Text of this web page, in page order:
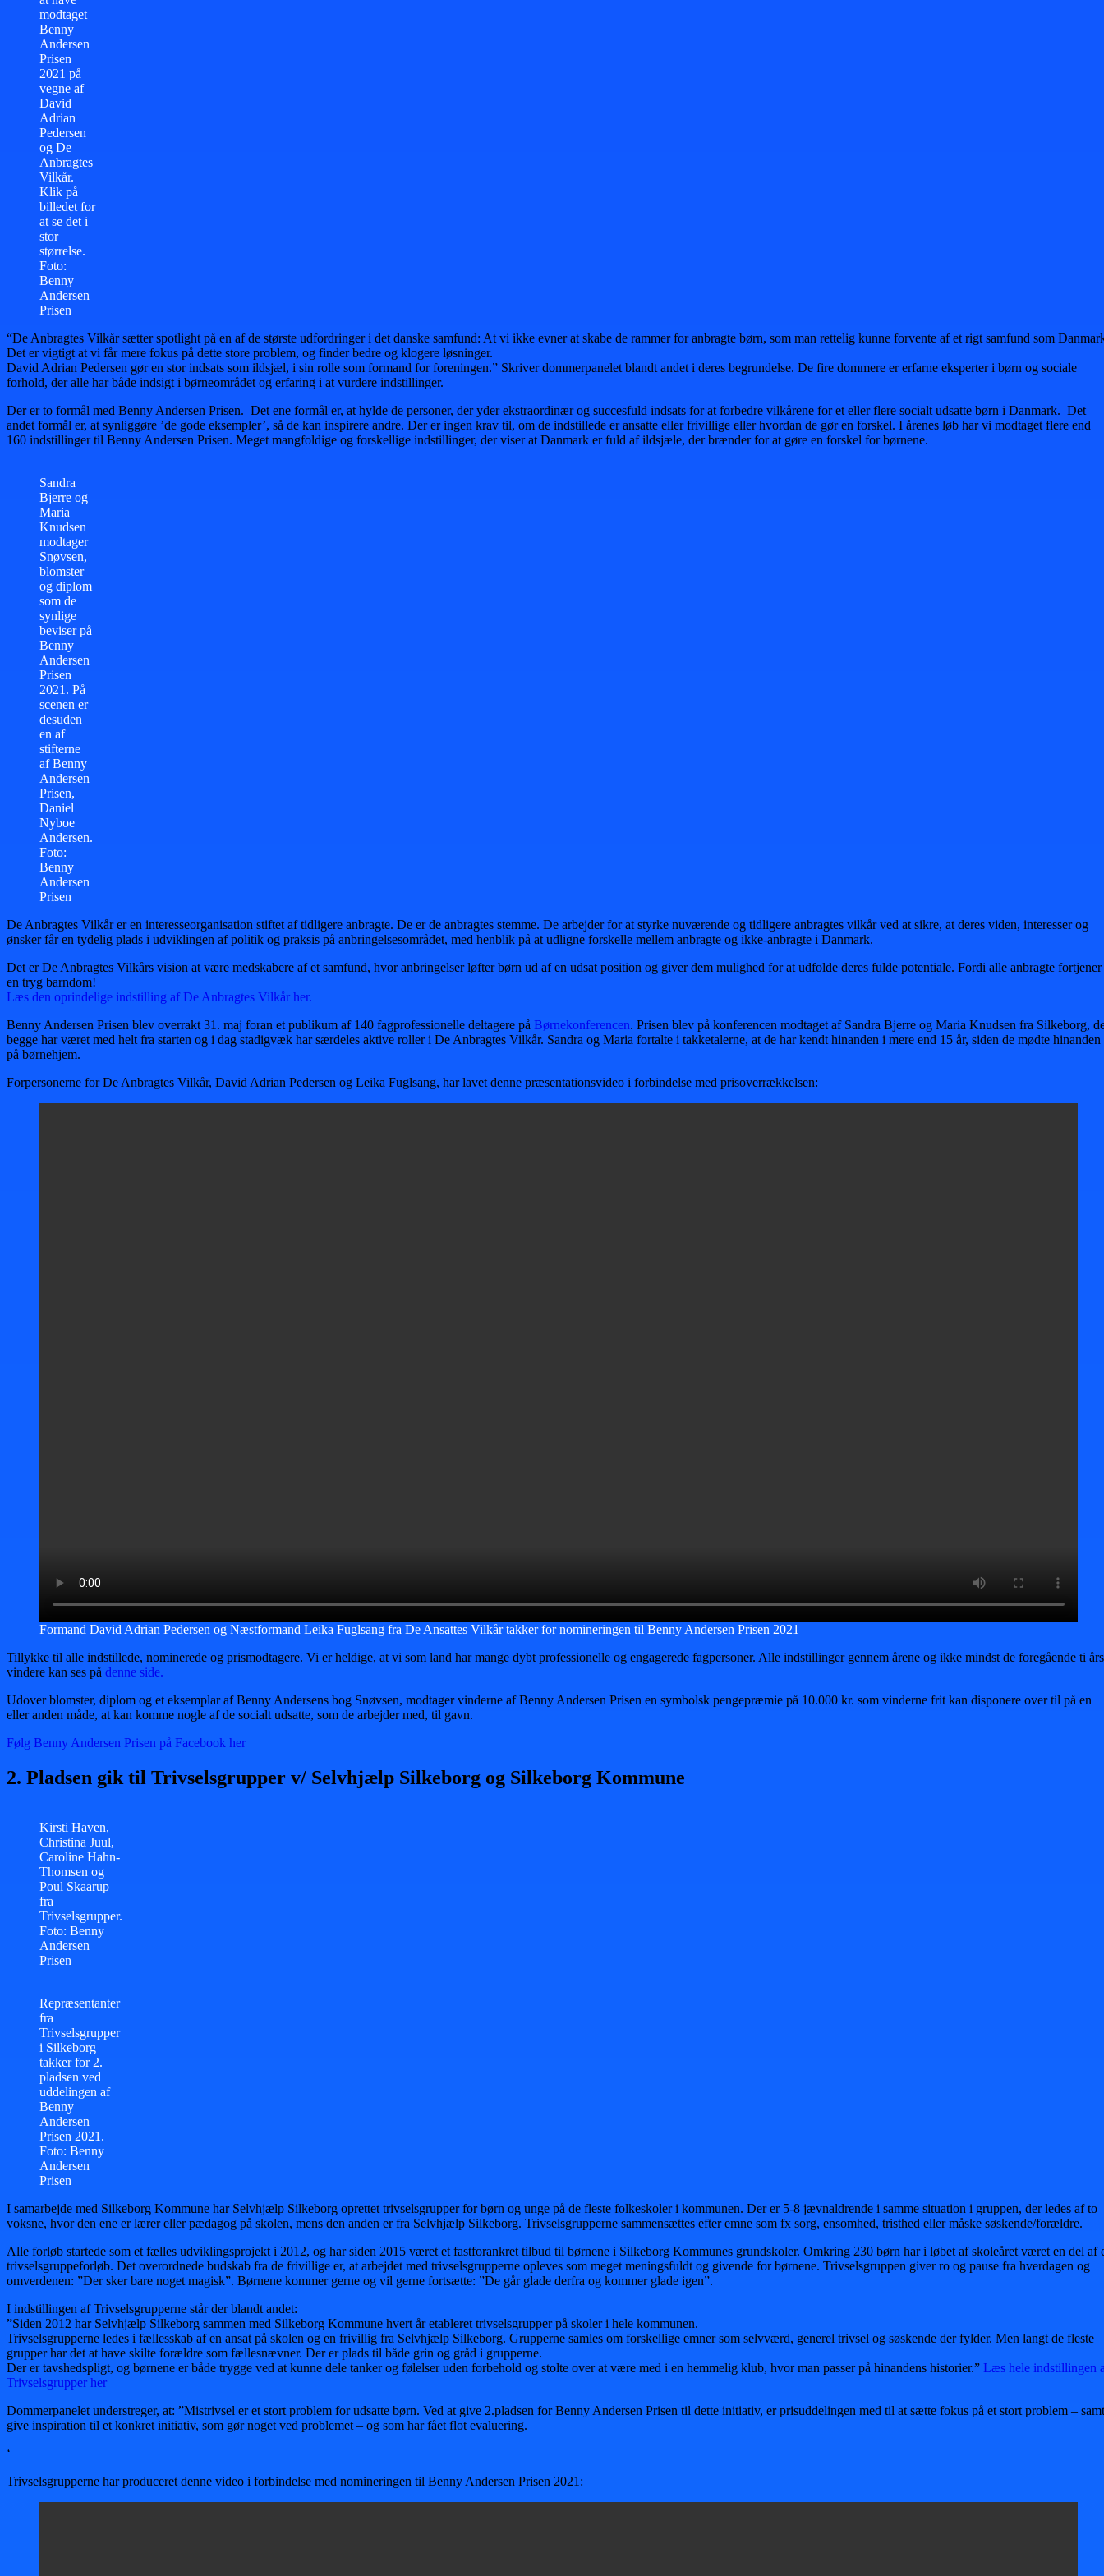
modtaget
Benny
Andersen
Prisen
2021 på
vegne af
David
Adrian
Pedersen
og De
Anbragtes
Vilkår.
Klik på
billedet for
at se det i
stor
størrelse.
Foto:
Benny
Andersen
Prisen
“De Anbragtes Vilkår sætter spotlight på en af de største udfordringer i det danske samfund: At vi ikke evner at skabe de rammer for anbragte børn, som man rettelig kunne forvente af et rigt samfund som
Det er vigtigt at vi får mere fokus på dette store problem, og finder bedre og klogere løsninger.
David Adrian Pedersen gør en stor indsats som ildsjæl, i sin rolle som formand for foreningen.” Skriver dommerpanelet blandt andet i deres begrundelse. De fire dommere er erfarne eksperter i børn og sociale
forhold, der alle har både indsigt i børneområdet og erfaring i at vurdere indstillinger.
Der er to formål med Benny Andersen Prisen. Det ene formål er, at hylde de personer, der yder ekstraordinær og succesfuld indsats for at forbedre vilkårene for et eller flere socialt udsatte børn i Danmark. Det
andet formål er, at synliggøre ’de gode eksempler’, så de kan inspirere andre. Der er ingen krav til, om de indstillede er ansatte eller frivillige eller hvordan de gør en forskel. I årenes løb har vi modtaget flere end
160 indstillinger til Benny Andersen Prisen. Meget mangfoldige og forskellige indstillinger, der viser at Danmark er fuld af ildsjæle, der brænder for at gøre en forskel for børnene.
Sandra
Bjerre og
Maria
Knudsen
modtager
Snøvsen,
blomster
og diplom
som de
synlige
beviser på
Benny
Andersen
Prisen
2021. På
scenen er
desuden
en af
stifterne
af Benny
Andersen
Prisen,
Daniel
Nyboe
Andersen.
Foto:
Benny
Andersen
Prisen
De Anbragtes Vilkår er en interesseorganisation stiftet af tidligere anbragte. De er de anbragtes stemme. De arbejder for at styrke nuværende og tidligere anbragtes vilkår ved at sikre, at deres viden, interesser og
ønsker får en tydelig plads i udviklingen af politik og praksis på anbringelsesområdet, med henblik på at udligne forskelle mellem anbragte og ikke-anbragte i Danmark. ​
Det er De Anbragtes Vilkårs vision at være medskabere af et samfund, hvor anbringelser løfter børn ud af en udsat position og giver dem mulighed for at udfolde deres fulde potentiale. Fordi alle anbragte fortjener
en tryg barndom!
Læs den oprindelige indstilling af De Anbragtes Vilkår her.
Benny Andersen Prisen blev overrakt 31. maj foran et publikum af 140 fagprofessionelle deltagere på Børnekonferencen. Prisen blev på konferencen modtaget af Sandra Bjerre og Maria Knudsen fra Silkeborg,
begge har været med helt fra starten og i dag stadigvæk har særdeles aktive roller i De Anbragtes Vilkår. Sandra og Maria fortalte i takketalerne, at de har kendt hinanden i mere end 15 år, siden de mødte hinanden
på børnehjem.
Forpersonerne for De Anbragtes Vilkår, David Adrian Pedersen og Leika Fuglsang, har lavet denne præsentationsvideo i forbindelse med prisoverrækkelsen:
Formand David Adrian Pedersen og Næstformand Leika Fuglsang fra De Ansattes Vilkår takker for nomineringen til Benny Andersen Prisen 2021
Tillykke til alle indstillede, nominerede og prismodtagere. Vi er heldige, at vi som land har mange dybt professionelle og engagerede fagpersoner. Alle indstillinger gennem årene og ikke mindst de foregående ti års
vindere kan ses på denne side.
Udover blomster, diplom og et eksemplar af Benny Andersens bog Snøvsen, modtager vinderne af Benny Andersen Prisen en symbolsk pengepræmie på 10.000 kr. som vinderne frit kan disponere over til på en
eller anden måde, at kan komme nogle af de socialt udsatte, som de arbejder med, til gavn.
Følg Benny Andersen Prisen på Facebook her
2. Pladsen gik til Trivselsgrupper v/ Selvhjælp Silkeborg og Silkeborg Kommune
Kirsti Haven,
Christina Juul,
Caroline Hahn-
Thomsen og
Poul Skaarup
fra
Trivselsgrupper.
Foto: Benny
Andersen
Prisen
Repræsentanter
fra
Trivselsgrupper
i Silkeborg
takker for 2.
pladsen ved
uddelingen af
Benny
Andersen
Prisen 2021.
Foto: Benny
Andersen
Prisen
I samarbejde med Silkeborg Kommune har Selvhjælp Silkeborg oprettet trivselsgrupper for børn og unge på de fleste folkeskoler i kommunen. Der er 5-8 jævnaldrende i samme situation i gruppen, der ledes af to
voksne, hvor den ene er lærer eller pædagog på skolen, mens den anden er fra Selvhjælp Silkeborg. Trivselsgrupperne sammensættes efter emne som fx sorg, ensomhed, tristhed eller måske søskende/forældre.
Alle forløb startede som et fælles udviklingsprojekt i 2012, og har siden 2015 været et fastforankret tilbud til børnene i Silkeborg Kommunes grundskoler. Omkring 230 børn har i løbet af skoleåret været en del af
trivselsgruppeforløb. Det overordnede budskab fra de frivillige er, at arbejdet med trivselsgrupperne opleves som meget meningsfuldt og givende for børnene. Trivselsgruppen giver ro og pause fra hverdagen og
omverdenen: ”Der sker bare noget magisk”. Børnene kommer gerne og vil gerne fortsætte: ”De går glade derfra og kommer glade igen”.
I indstillingen af Trivselsgrupperne står der blandt andet:
”Siden 2012 har Selvhjælp Silkeborg sammen med Silkeborg Kommune hvert år etableret trivselsgrupper på skoler i hele kommunen.
Trivselsgrupperne ledes i fællesskab af en ansat på skolen og en frivillig fra Selvhjælp Silkeborg. Grupperne samles om forskellige emner som selvværd, generel trivsel og søskende der fylder. Men langt de fleste
grupper har det at have skilte forældre som fællesnævner. Der er plads til både grin og gråd i grupperne.
Der er tavshedspligt, og børnene er både trygge ved at kunne dele tanker og følelser uden forbehold og stolte over at være med i en hemmelig klub, hvor man passer på hinandens historier.” Læs hele indstillingen
Trivselsgrupper her
Dommerpanelet understreger, at: ”Mistrivsel er et stort problem for udsatte børn. Ved at give 2.pladsen for Benny Andersen Prisen til dette initiativ, er prisuddelingen med til at sætte fokus på et stort problem – samt
give inspiration til et konkret initiativ, som gør noget ved problemet – og som har fået flot evaluering.
‘
Trivselsgrupperne har produceret denne video i forbindelse med nomineringen til Benny Andersen Prisen 2021: